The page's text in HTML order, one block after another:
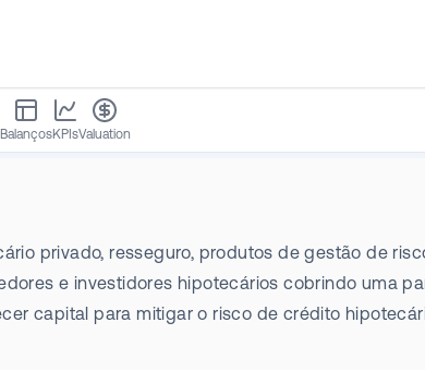
BalançosKPIsValuation
privado, resseguro, produtos de gestão de
e investidores hipotecários cobrindo uma
capital para mitigar o risco de crédito